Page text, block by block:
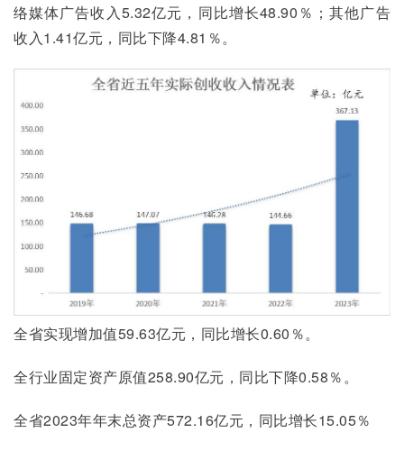
络媒体广告收入5.32亿元，同比增长48.90％；其他广告
收入1.41亿元，同比下降4.81％。
全省实现增加值59.63亿元，同比增长0.60％。
全行业固定资产原值258.90亿元，同比下降0.58％。
全省2023年年末总资产572.16亿元，同比增长15.05％